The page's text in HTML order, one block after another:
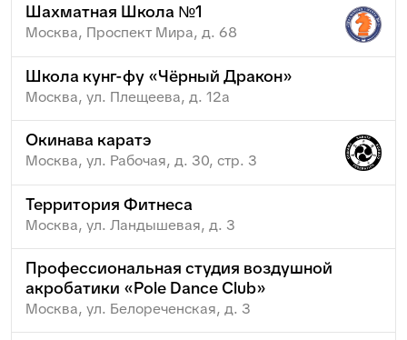
Шахматная Школа №1
Москва, Проспект Мира, д. 68
Школа кунг-фу «Чёрный Дракон»
Москва, ул. Плещеева, д. 12а
Окинава каратэ
Москва, ул. Рабочая, д. 30, стр. 3
Территория Фитнеса
Москва, ул. Ландышевая, д. 3
Профессиональная студия воздушной
акробатики «Pole Dance Club»
Москва, ул. Белореченская, д. 3